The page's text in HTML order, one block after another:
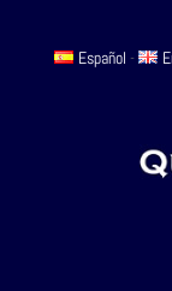
Español -